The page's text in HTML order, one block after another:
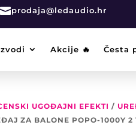
prodaja@ledaudio.hr
Akcije 🔥 Česta
UGOĐAJNI EFEKTI /
ZA BALONE POPO-1000Y 2